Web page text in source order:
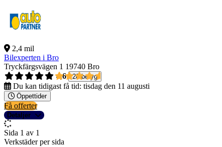
2,4 mil
Bilexperten i Bro
Tryckfärgsvägen 1 19740 Bro
4,6
28 betyg
Du kan tidigast få tid: tisdag den 11 augusti
Öppettider
Få offerter
Detaljer
Sida 1 av 1
Verkstäder per sida